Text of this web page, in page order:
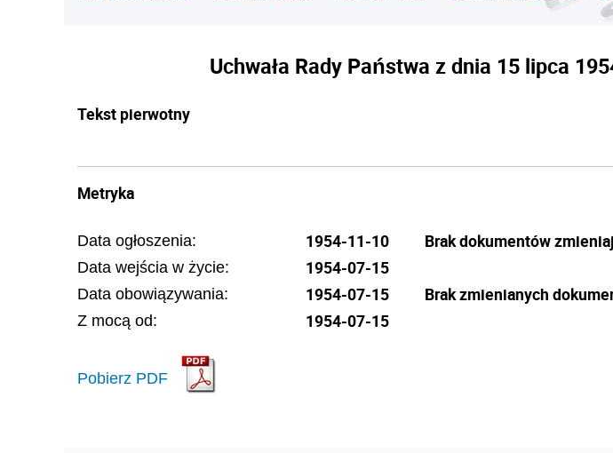
Uchwała Rady Państwa z dnia 15 lipca
Tekst pierwotny
Metryka
Data ogłoszenia: 1954-11-10
Data wejścia w życie: 1954-07-15
Data obowiązywania: 1954-07-15
Z mocą od: 1954-07-15
Pobierz PDF
Brak dokumentów
Brak zmienianych